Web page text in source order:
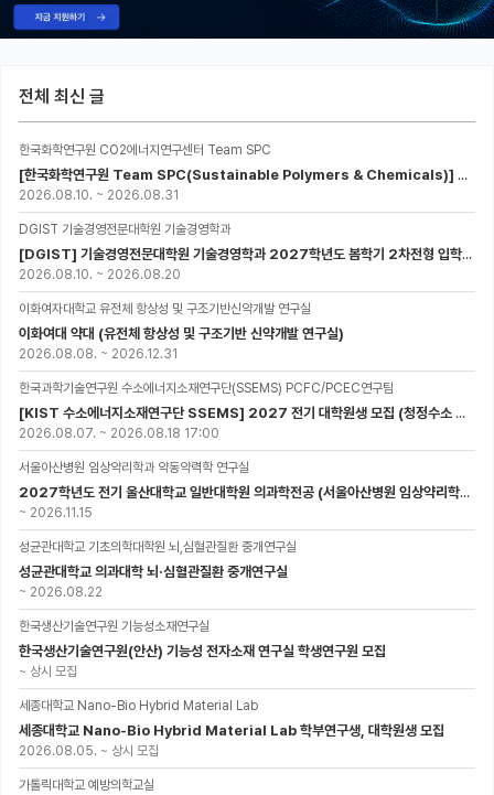
전체 최신 글
한국화학연구원 CO2에너지연구센터 Team SPC
[한국화학연구원 Team SPC(Sustainable Polymers & Chemicals)] 2027년 UST-KRICT 스쿨 대학원생 모집
2026.08.10. ~ 2026.08.31
DGIST 기술경영전문대학원 기술경영학과
[DGIST] 기술경영전문대학원 기술경영학과 2027학년도 봄학기 2차전형 입학설명회 개최
2026.08.10. ~ 2026.08.20
이화여자대학교 유전체 항상성 및 구조기반신약개발 연구실
이화여대 약대 (유전체 항상성 및 구조기반 신약개발 연구실)
2026.08.08. ~ 2026.12.31
한국과학기술연구원 수소에너지소재연구단(SSEMS) PCFC/PCEC연구팀
[KIST 수소에너지소재연구단 SSEMS] 2027 전기 대학원생 모집 (청정수소 생산/활용을 위한 프로톤 세라믹 전지)
2026.08.07. ~ 2026.08.18 17:00
서울아산병원 임상약리학과 약동약력학 연구실
2027학년도 전기 울산대학교 일반대학원 의과학전공 (서울아산병원 임상약리학과 약동약력학 연구실) 대학원생 모집공고
~ 2026.11.15
성균관대학교 기초의학대학원 뇌,심혈관질환 중개연구실
성균관대학교 의과대학 뇌·심혈관질환 중개연구실
~ 2026.08.22
한국생산기술연구원 기능성소재연구실
한국생산기술연구원(안산) 기능성 전자소재 연구실 학생연구원 모집
~ 상시 모집
세종대학교 Nano-Bio Hybrid Material Lab
세종대학교 Nano-Bio Hybrid Material Lab 학부연구생, 대학원생 모집
2026.08.05. ~ 상시 모집
가톨릭대학교 예방의학교실